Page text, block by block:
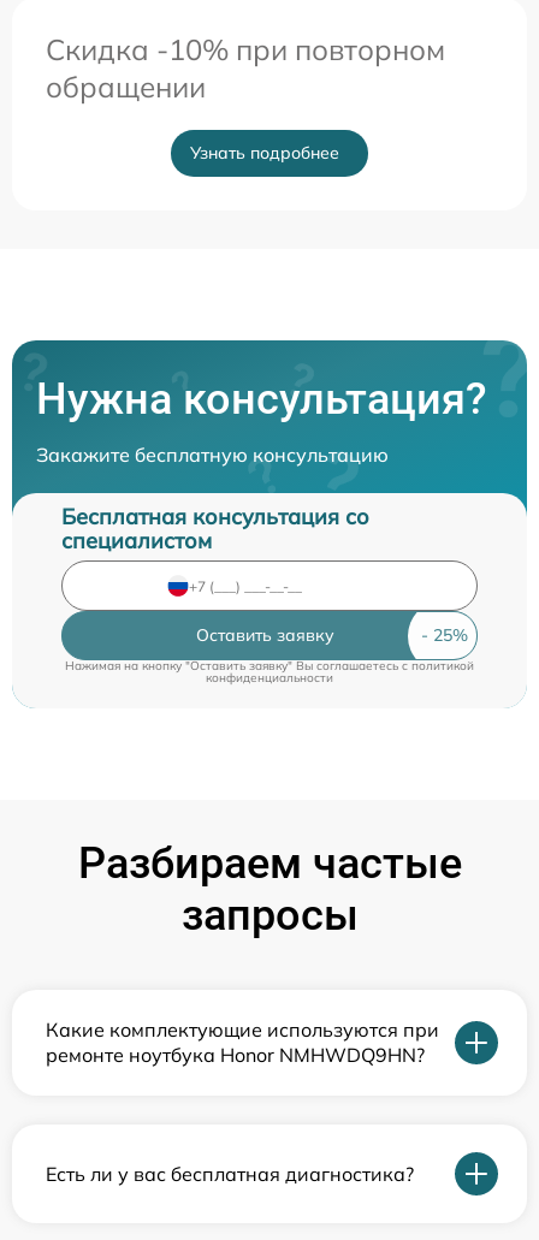
Скидка -10% при повторном
обращении
Узнать подробнее
Нужна консультация?
Закажите бесплатную консультацию
Бесплатная консультация со
специалистом
Оставить заявку
Нажимая на кнопку "Оставить заявку" Вы соглашаетесь c политикой
конфиденциальности
Разбираем частые
запросы
Какие комплектующие используются при
ремонте ноутбука Honor NMHWDQ9HN?
Есть ли у вас бесплатная диагностика?